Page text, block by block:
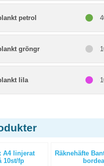
petrol
gröngr
lila
A4 linjerat
10st/fp
Räknehäfte